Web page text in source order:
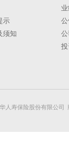
示
须知
人寿保险股份有限公